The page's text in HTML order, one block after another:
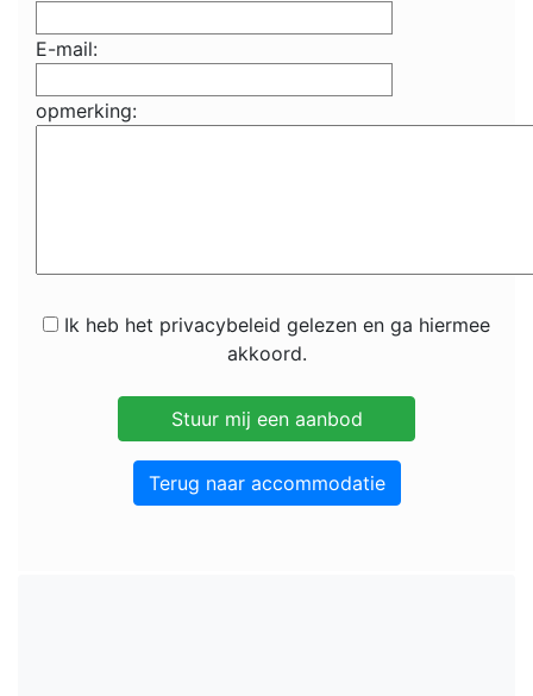
E-mail:
opmerking:
Ik heb het privacybeleid gelezen en ga hiermee
akkoord.
Terug naar accommodatie